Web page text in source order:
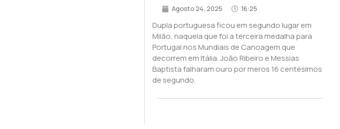
Agosto 24, 2025 16:25
Dupla portuguesa ficou em segundo lugar em
Milão, naquela que foi a terceira medalha para
Portugal nos Mundiais de Canoagem que
decorrem em Itália. João Ribeiro e Messias
Baptista falharam ouro por meros 16 centésimos
de segundo.